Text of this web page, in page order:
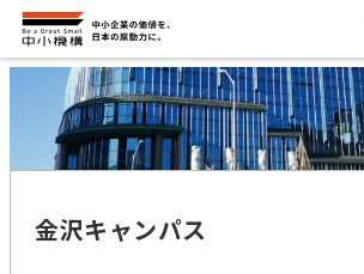
金沢キャンパス